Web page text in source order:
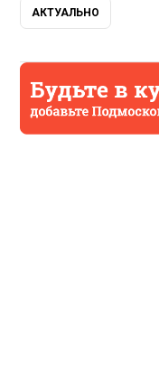
АКТУАЛЬНО